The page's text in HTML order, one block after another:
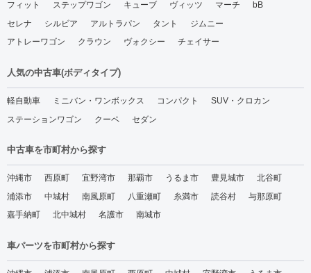
フィット
ステップワゴン キューブ ヴィッツ マーチ
bB
セレナ
シルビア アルトラパン タント
ジムニー
アトレーワゴン
クラウン ヴォクシー チェイサー
人気の中古車(ボディタイプ)
軽自動車 ミニバン・ワンボックス コンパクト
SUV・クロカン
ステーションワゴン
クーペ セダン
中古車を市町村から探す
沖縄市 西原町 宜野湾市 那覇市 うるま市 豊見城市
北谷町
浦添市
中城村 南風原町 八重瀬町 糸満市 読谷村
与那原町
嘉手納町
北中城村 名護市 南城市
車パーツを市町村から探す